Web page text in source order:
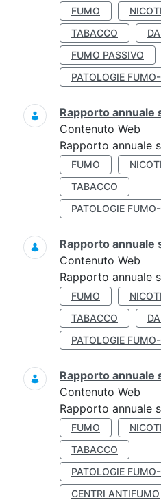
FUMO
TABACCO
FUMO PASSIVO
PATOLOGIE
Rapporto annuale
Contenuto Web
Rapporto annuale
FUMO
TABACCO
PATOLOGIE
Rapporto annuale
Contenuto Web
Rapporto annuale
FUMO
TABACCO
PATOLOGIE
Rapporto annuale
Contenuto Web
Rapporto annuale
FUMO
TABACCO
PATOLOGIE
CENTRI ANTIFUMO